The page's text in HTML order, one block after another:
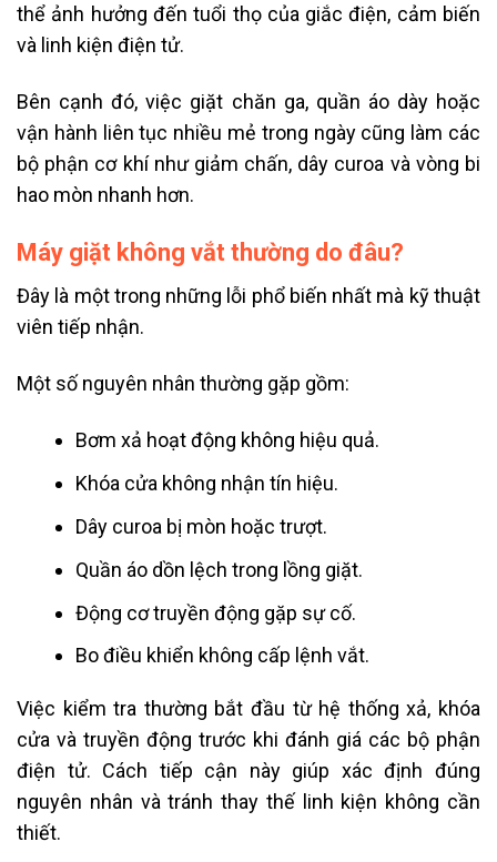
thể ảnh hưởng đến tuổi thọ của giắc điện, cảm biến
và linh kiện điện tử.
Bên cạnh đó, việc giặt chăn ga, quần áo dày hoặc
vận hành liên tục nhiều mẻ trong ngày cũng làm các
bộ phận cơ khí như giảm chấn, dây curoa và vòng bi
hao mòn nhanh hơn.
Máy giặt không vắt thường do đâu?
Đây là một trong những lỗi phổ biến nhất mà kỹ thuật
viên tiếp nhận.
Một số nguyên nhân thường gặp gồm:
Bơm xả hoạt động không hiệu quả.
Khóa cửa không nhận tín hiệu.
Dây curoa bị mòn hoặc trượt.
Quần áo dồn lệch trong lồng giặt.
Động cơ truyền động gặp sự cố.
Bo điều khiển không cấp lệnh vắt.
Việc kiểm tra thường bắt đầu từ hệ thống xả, khóa
cửa và truyền động trước khi đánh giá các bộ phận
điện tử. Cách tiếp cận này giúp xác định đúng
nguyên nhân và tránh thay thế linh kiện không cần
thiết.